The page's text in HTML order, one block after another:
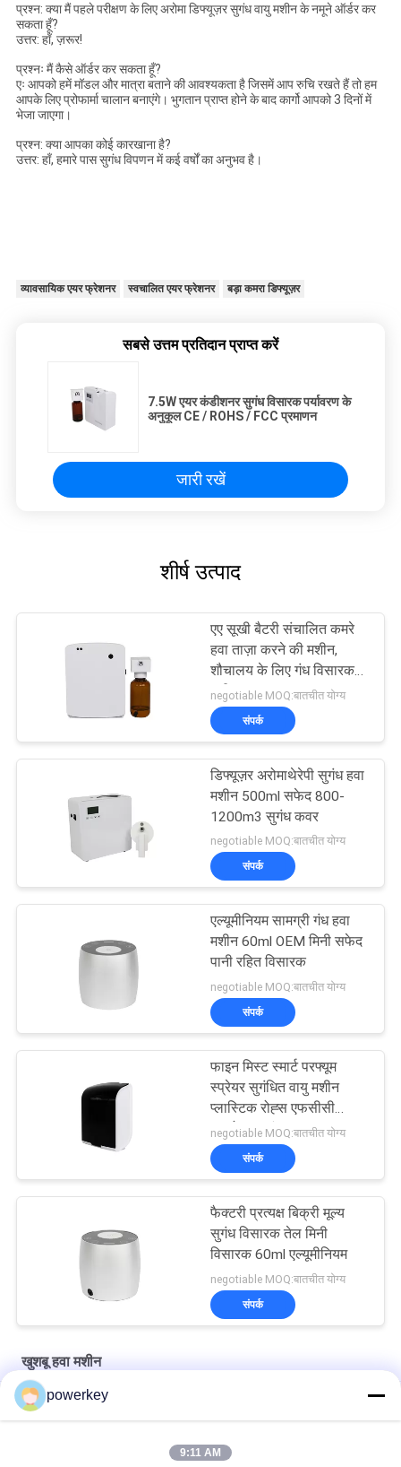
प्रश्न: क्या मैं पहले परीक्षण के लिए अरोमा डिफ्यूज़र सुगंध वायु मशीन के नमूने ऑर्डर कर
सकता हूँ?
उत्तर: हाँ, ज़रूर!
प्रश्नः मैं कैसे ऑर्डर कर सकता हूँ?
एः आपको हमें मॉडल और मात्रा बताने की आवश्यकता है जिसमें आप रुचि रखते हैं तो हम
आपके लिए प्रोफार्मा चालान बनाएंगे। भुगतान प्राप्त होने के बाद कार्गो आपको 3 दिनों में
भेजा जाएगा।
प्रश्न: क्या आपका कोई कारखाना है?
उत्तर: हाँ, हमारे पास सुगंध विपणन में कई वर्षों का अनुभव है।
व्यावसायिक एयर फ्रेशनर स्वचालित एयर फ्रेशनर बड़ा कमरा डिफ्यूज़र
सबसे उत्तम प्रतिदान प्राप्त करें
7.5W एयर कंडीशनर सुगंध विसारक पर्यावरण के
अनुकूल CE / ROHS / FCC प्रमाणन
जारी रखें
शीर्ष उत्पाद
एए सूखी बैटरी संचालित कमरे
हवा ताज़ा करने की मशीन,
शौचालय के लिए गंध विसारक
मशीन
negotiable MOQ:बातचीत योग्य
संपर्क
डिफ्यूज़र अरोमाथेरेपी सुगंध हवा
मशीन 500ml सफेद 800-
1200m3 सुगंध कवर
negotiable MOQ:बातचीत योग्य
संपर्क
एल्यूमीनियम सामग्री गंध हवा
मशीन 60ml OEM मिनी सफेद
पानी रहित विसारक
negotiable MOQ:बातचीत योग्य
संपर्क
फाइन मिस्ट स्मार्ट परफ्यूम
स्प्रेयर सुगंधित वायु मशीन
प्लास्टिक रोह्स एफसीसी
अनुमोदन सुगंध
negotiable MOQ:बातचीत योग्य
संपर्क
फैक्टरी प्रत्यक्ष बिक्री मूल्य
सुगंध विसारक तेल मिनी
विसारक 60ml एल्यूमीनियम
negotiable MOQ:बातचीत योग्य
संपर्क
खुशबू हवा मशीन
चीन विनिर्माण प्रत्यक्ष बेचने डिफ्यूज़र मिनी इलेक्ट्रिक डिफ्यूज़र 60ml एल्यूमीनियम
powerkey
9:11 AM